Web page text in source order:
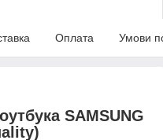
Оплата Умови
SAMSUNG